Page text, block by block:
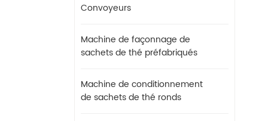
Convoyeurs
Machine de façonnage de
sachets de thé préfabriqués
Machine de conditionnement
de sachets de thé ronds